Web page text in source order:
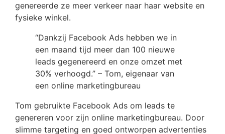
genereerde ze meer verkeer naar haar website en
fysieke winkel.
“Dankzij Facebook Ads hebben we in
een maand tijd meer dan 100 nieuwe
leads gegenereerd en onze omzet met
30% verhoogd.” – Tom, eigenaar van
een online marketingbureau
Tom gebruikte Facebook Ads om leads te
genereren voor zijn online marketingbureau. Door
slimme targeting en goed ontworpen advertenties